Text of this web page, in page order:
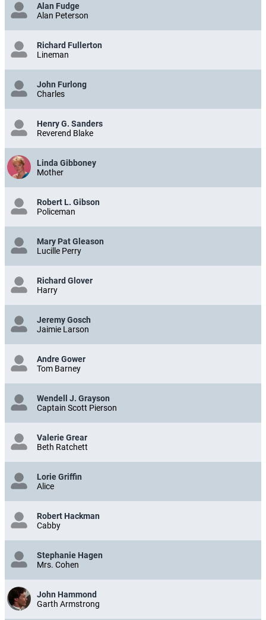
Alan Fudge
Alan Peterson
Richard Fullerton
Lineman
John Furlong
Charles
Henry G. Sanders
Reverend Blake
Linda Gibboney
Mother
Robert L. Gibson
Policeman
Mary Pat Gleason
Lucille Perry
Richard Glover
Harry
Jeremy Gosch
Jaimie Larson
Andre Gower
Tom Barney
Wendell J. Grayson
Captain Scott Pierson
Valerie Grear
Beth Ratchett
Lorie Griffin
Alice
Robert Hackman
Cabby
Stephanie Hagen
Mrs. Cohen
John Hammond
Garth Armstrong